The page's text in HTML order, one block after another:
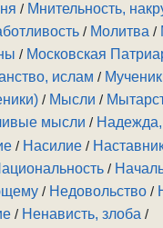
/ Мнительность,
/ Молитва /
/ Московская
ислам /
/ Мысли /
мысли /
/ Насилие /
/
/ Недовольство /
/ Ненависть, злоба /